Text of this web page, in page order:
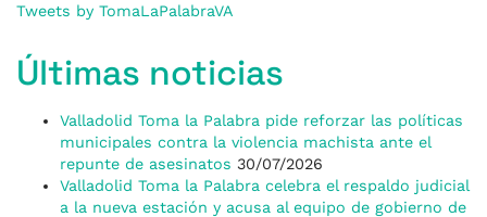
Tweets by TomaLaPalabraVA
Últimas noticias
Valladolid Toma la Palabra pide reforzar las políticas
municipales contra la violencia machista ante el
repunte de asesinatos 30/07/2026
Valladolid Toma la Palabra celebra el respaldo judicial
a la nueva estación y acusa al equipo de gobierno de